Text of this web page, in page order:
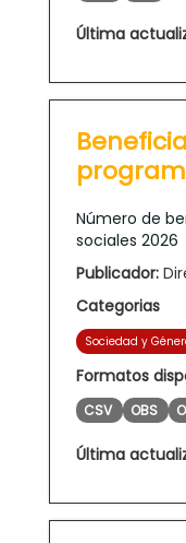
Última
Número de
sociales 2026
Publicador:
Categorias
Sociedad y
Formatos
CSV OBS
Última